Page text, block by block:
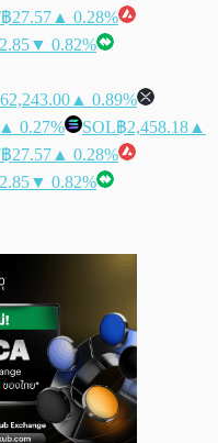
฿27.57 ▲ 0.28%
▼ 0.82%
▲ 0.89%
▲ 0.27% SOL฿2,458.18 ▲
฿27.57 ▲ 0.28%
▼ 0.82%